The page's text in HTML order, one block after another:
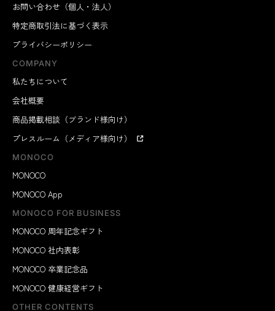
お問い合わせ（個人・法人）
特定商取引法に基づく表示
プライバシーポリシー
COMPANY
私たちについて
会社概要
商品掲載相談（ブランド様向け）
プレスルーム（メディア様向け）
MONOCO
MONOCO
MONOCO App
MONOCO FOR BUSINESS
MONOCO 周年記念ギフト
MONOCO 社内表彰
MONOCO 卒業記念品
MONOCO 健康経営ギフト
OTHER CONTENTS